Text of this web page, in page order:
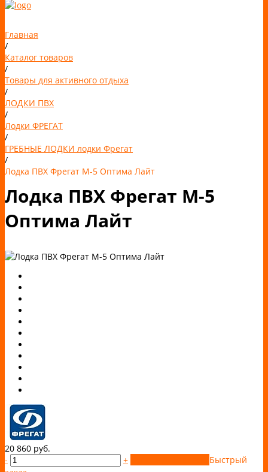
Главная
/
Каталог товаров
/
Товары для активного отдыха
/
ЛОДКИ ПВХ
/
Лодки ФРЕГАТ
/
ГРЕБНЫЕ ЛОДКИ лодки Фрегат
/
Лодка ПВХ Фрегат М-5 Оптима Лайт
Лодка ПВХ Фрегат М-5
Оптима Лайт
20 860 руб.
-
+
Быстрый